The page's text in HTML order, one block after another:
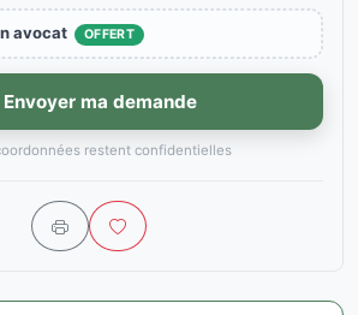
avocat OFFERT
Envoyer ma demande
restent confidentielles